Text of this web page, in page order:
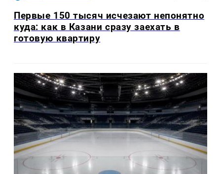
Первые 150 тысяч исчезают непонятно
куда: как в Казани сразу заехать в
готовую квартиру